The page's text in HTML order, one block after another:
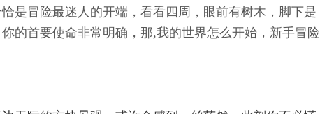
是冒险最迷人的开端，看看四周，眼前有树木，脚下是
的首要使命非常明确，那,我的世界怎么开始，新手冒险